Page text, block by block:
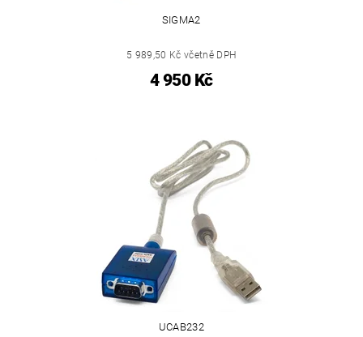
SIGMA2
5 989,50 Kč včetně DPH
4 950 Kč
UCAB232